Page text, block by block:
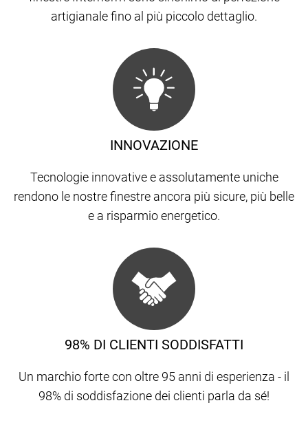
artigianale fino al più piccolo dettaglio.
98% DI CLIENTI SODDISFATTI
Un marchio forte con oltre 95 anni di esperienza - il
98% di soddisfazione dei clienti parla da sé!
INNOVAZIONE
Tecnologie innovative e assolutamente uniche
rendono le nostre finestre ancora più sicure, più belle
e a risparmio energetico.